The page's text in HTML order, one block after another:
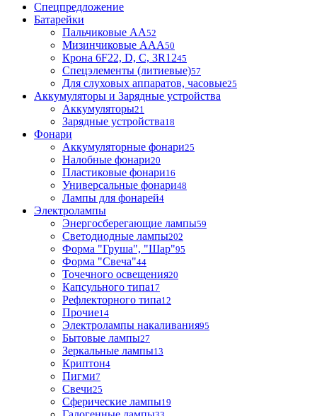
Спецпредложение
Батарейки
Пальчиковые АА52
Мизинчиковые ААА50
Крона 6F22, D, C, 3R1245
Спецэлементы (литиевые)57
Для слуховых аппаратов, часовые25
Аккумуляторы и Зарядные устройства
Аккумуляторы21
Зарядные устройства18
Фонари
Аккумуляторные фонари25
Налобные фонари20
Пластиковые фонари16
Универсальные фонари48
Лампы для фонарей4
Электролампы
Энергосберегающие лампы59
Светодиодные лампы202
Форма "Груша", "Шар"95
Форма "Свеча"44
Точечного освещения20
Капсульного типа17
Рефлекторного типа12
Прочие14
Электролампы накаливания95
Бытовые лампы27
Зеркальные лампы13
Криптон4
Пигми7
Свечи25
Сферические лампы19